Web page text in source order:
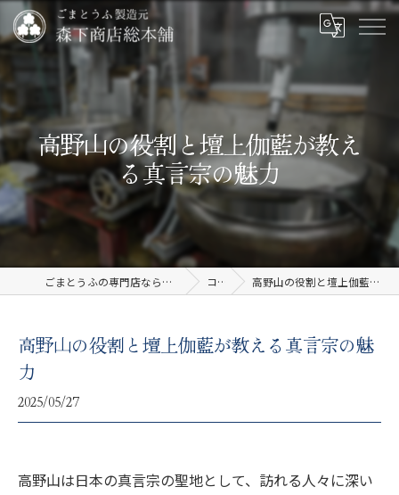
高野山の役割と壇上伽藍が教え
る真言宗の魅力
ごまとうふの専門店なら有限会社森下商店総本舗 コラム 高野山の役割と壇上伽藍が教える真言宗の魅力
高野山の役割と壇上伽藍が教える真言宗の魅
力
2025/05/27
高野山は日本の真言宗の聖地として、訪れる人々に深い